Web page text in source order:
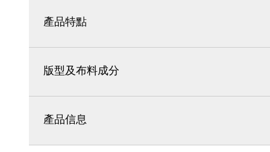
產品特點
版型及布料成分
產品信息